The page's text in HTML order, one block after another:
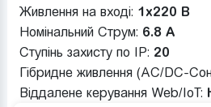
Живлення на вході: 1x220 В
Номінальний Струм: 6.8 A
Ступінь захисту по IP: 20
Гібридне живлення (AC/DC-
Віддалене керування Web/IoT: